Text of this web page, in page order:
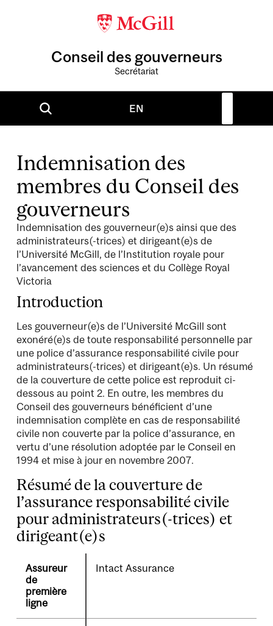
Conseil des gouverneurs
Secrétariat
EN
Indemnisation des
membres du Conseil des
gouverneurs
Indemnisation des gouverneur(e)s ainsi que des
administrateurs(-trices) et dirigeant(e)s de
l’Université McGill, de l’Institution royale pour
l’avancement des sciences et du Collège Royal
Victoria
Introduction
Les gouverneur(e)s de l’Université McGill sont
exonéré(e)s de toute responsabilité personnelle par
une police d’assurance responsabilité civile pour
administrateurs(-trices) et dirigeant(e)s. Un résumé
de la couverture de cette police est reproduit ci-
dessous au point 2. En outre, les membres du
Conseil des gouverneurs bénéficient d’une
indemnisation complète en cas de responsabilité
civile non couverte par la police d’assurance, en
vertu d’une résolution adoptée par le Conseil en
1994 et mise à jour en novembre 2007.
Résumé de la couverture de
l’assurance responsabilité civile
pour administrateurs(-trices) et
dirigeant(e)s
Assureur
de
première
ligne
Intact Assurance